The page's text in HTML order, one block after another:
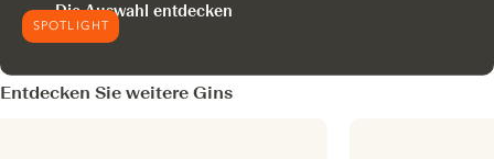
SPOTLIGHT
Die Auswahl entdecken
Entdecken Sie weitere Gins